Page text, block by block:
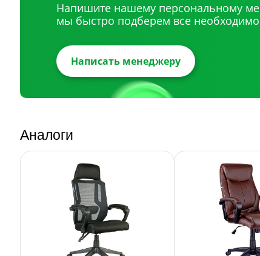
Напишите нашему персональному
мы быстро подберем все
Написать менеджеру
Аналоги